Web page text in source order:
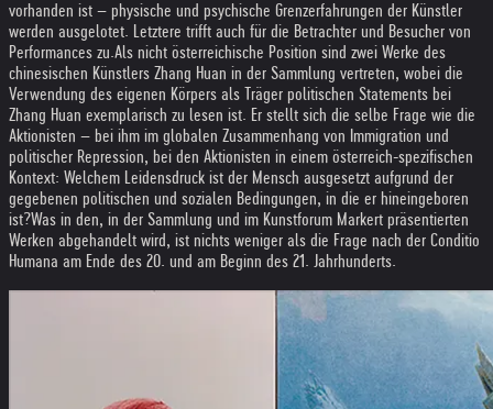
vorhanden ist – physische und psychische Grenzerfahrungen der Künstler
werden ausgelotet. Letztere trifft auch für die Betrachter und Besucher von
Performances zu.Als nicht österreichische Position sind zwei Werke des
chinesischen Künstlers Zhang Huan in der Sammlung vertreten, wobei die
Verwendung des eigenen Körpers als Träger politischen Statements bei
Zhang Huan exemplarisch zu lesen ist. Er stellt sich die selbe Frage wie die
Aktionisten – bei ihm im globalen Zusammenhang von Immigration und
politischer Repression, bei den Aktionisten in einem österreich-spezifischen
Kontext: Welchem Leidensdruck ist der Mensch ausgesetzt aufgrund der
gegebenen politischen und sozialen Bedingungen, in die er hineingeboren
ist?Was in den, in der Sammlung und im Kunstforum Markert präsentierten
Werken abgehandelt wird, ist nichts weniger als die Frage nach der Conditio
Humana am Ende des 20. und am Beginn des 21. Jahrhunderts.